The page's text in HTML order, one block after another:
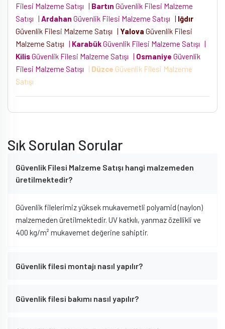
Filesi Malzeme Satışı | Bartın Güvenlik Filesi Malzeme
Satışı | Ardahan Güvenlik Filesi Malzeme Satışı | Iğdır
Güvenlik Filesi Malzeme Satışı | Yalova Güvenlik Filesi
Malzeme Satışı | KarabükGüvenlik Filesi Malzeme Satışı |
KilisGüvenlik Filesi Malzeme Satışı | Osmaniye Güvenlik
Filesi Malzeme Satışı
| Düzce Güvenlik Filesi Malzeme
Satışı
Sık Sorulan Sorular
Güvenlik Filesi Malzeme Satışı hangi malzemeden
üretilmektedir?
Güvenlik filelerimiz yüksek mukavemetli polyamid (naylon)
malzemeden üretilmektedir. UV katkılı, yanmaz özellikli ve
400 kg/m² mukavemet değerine sahiptir.
Güvenlik filesi montajı nasıl yapılır?
Güvenlik filesi bakımı nasıl yapılır?